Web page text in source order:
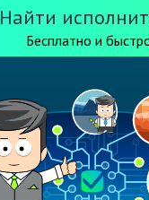
Найти
Бесплатно и